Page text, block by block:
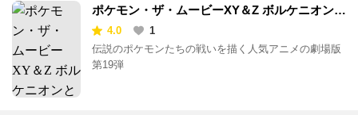
ポケモン・ザ・ムービーXY＆Z ボルケニオンと
機巧のマギアナ
4.0
1
伝説のポケモンたちの戦いを描く人気アニメの劇場版
第19弾